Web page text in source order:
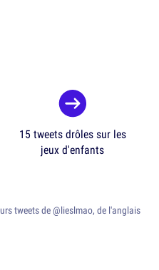
15 tweets drôles sur les
jeux d'enfants
tweets de @lieslmao, de l'anglais